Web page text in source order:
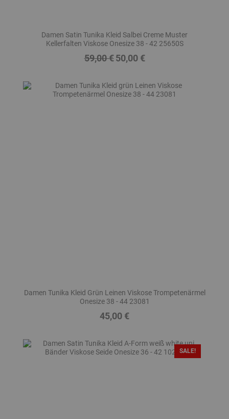
Damen Satin Tunika Kleid Salbei Creme Muster
Kellerfalten Viskose Onesize 38 - 42 25650S
Regulärer
59,00 € Preis
50,00 €
Damen Tunika Kleid Grün Leinen Viskose Trompetenärmel
Onesize 38 - 44 23081
Preis
45,00 €
SALE!